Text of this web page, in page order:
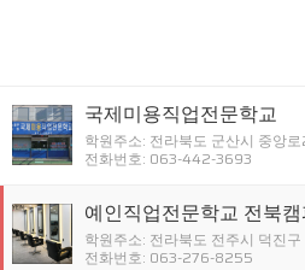
국제미용직업전문학교
학원주소: 전라북도 군산시 중앙로
전화번호: 063-442-3693
예인직업전문학교 전북
학원주소: 전라북도 전주시 덕진
전화번호: 063-276-8255